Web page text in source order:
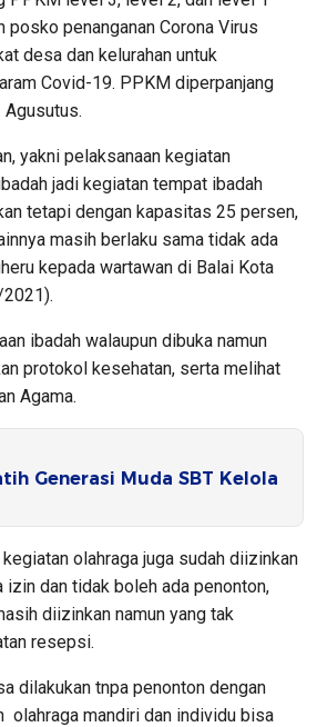
posko penanganan Corona Virus
desa dan kelurahan untuk
Covid-19. PPKM diperpanjang
yakni pelaksanaan kegiatan
jadi kegiatan tempat ibadah
tetapi dengan kapasitas 25 persen,
masih berlaku sama tidak ada
kepada wartawan di Balai Kota
ibadah walaupun dibuka namun
protokol kesehatan, serta melihat
Agama.
Generasi Muda SBT Kelola
olahraga juga sudah diizinkan
izin dan tidak boleh ada penonton,
diizinkan namun yang tak
resepsi.
dilakukan tnpa penonton dengan
olahraga mandiri dan individu bisa